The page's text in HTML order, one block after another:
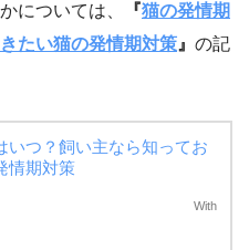
については、 『猫の発情期
たい猫の発情期対策 』 の記
いつ？飼い主なら知ってお
情期対策
With